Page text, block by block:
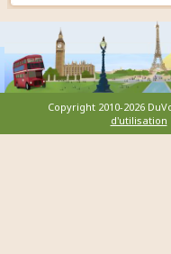
Copyright 2010-2026
d'utilisation